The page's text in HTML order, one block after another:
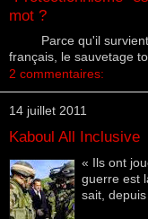
mot ?
Parce qu'il survient
français, le sauvetage
2 commentaires:
14 juillet 2011
Kaboul All Inclusive
« Ils ont
guerre est
sait, depuis